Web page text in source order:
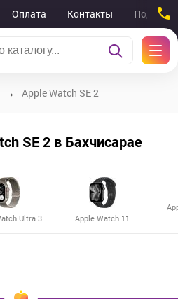
Оплата Контакты
Apple Watch SE 2
SE 2 в Бахчисарае
Ultra 3 Apple Watch 11